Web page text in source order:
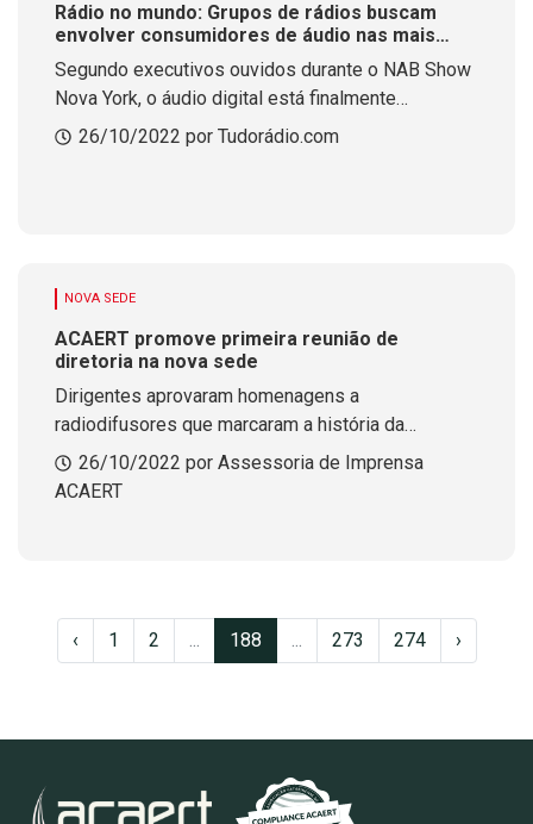
Rádio no mundo: Grupos de rádios buscam
envolver consumidores de áudio nas mais
diversas plataformas
Segundo executivos ouvidos durante o NAB Show
Nova York, o áudio digital está finalmente
alcançando marcas consideradas eficazes, seja no
26/10/2022 por Tudorádio.com
NOVA SEDE
ACAERT promove primeira reunião de
diretoria na nova sede
Dirigentes aprovaram homenagens a
radiodifusores que marcaram a história da
entidade
26/10/2022 por Assessoria de Imprensa
ACAERT
‹ 1 2 ... 188 ... 273 274 ›